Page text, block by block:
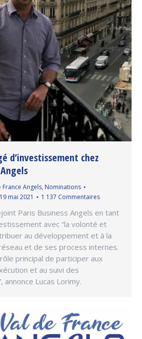
d’investissement chez
France Angels, Nominations
19 mai 2021 1 137 Commentaires
Paris Business Angels en tant
avec “la volonté et
au développement et à la
et de ses process internes.
rôle principal de participer aux
et au suivi des
annonce Lucas Lorimy.